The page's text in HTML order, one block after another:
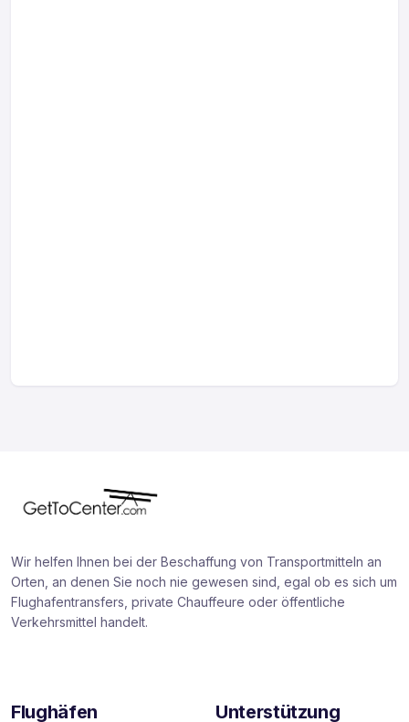
Wir helfen Ihnen bei der Beschaffung von Transportmitteln an
Orten, an denen Sie noch nie gewesen sind, egal ob es sich um
Flughafentransfers, private Chauffeure oder öffentliche
Verkehrsmittel handelt.
Flughäfen Unterstützung